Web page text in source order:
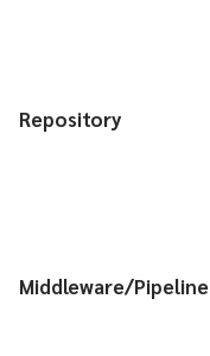
Repository
Middleware/Pipeline